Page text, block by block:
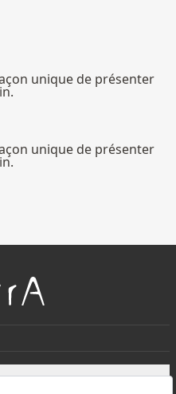
unique de présenter
unique de présenter